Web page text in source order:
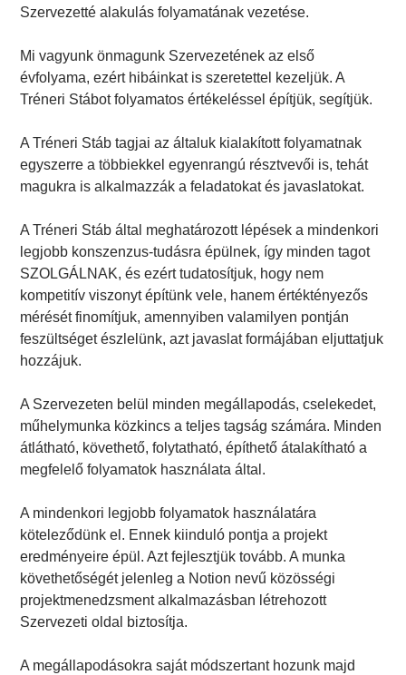
Szervezetté alakulás folyamatának vezetése.
Mi vagyunk önmagunk Szervezetének az első
évfolyama, ezért hibáinkat is szeretettel kezeljük. A
Tréneri Stábot folyamatos értékeléssel építjük, segítjük.
A Tréneri Stáb tagjai az általuk kialakított folyamatnak
egyszerre a többiekkel egyenrangú résztvevői is, tehát
magukra is alkalmazzák a feladatokat és javaslatokat.
A Tréneri Stáb által meghatározott lépések a mindenkori
legjobb konszenzus-tudásra épülnek, így minden tagot
SZOLGÁLNAK, és ezért tudatosítjuk, hogy nem
kompetitív viszonyt építünk vele, hanem értéktényezős
mérését finomítjuk, amennyiben valamilyen pontján
feszültséget észlelünk, azt javaslat formájában eljuttatjuk
hozzájuk.
A Szervezeten belül minden megállapodás, cselekedet,
műhelymunka közkincs a teljes tagság számára. Minden
átlátható, követhető, folytatható, építhető átalakítható a
megfelelő folyamatok használata által.
A mindenkori legjobb folyamatok használatára
köteleződünk el. Ennek kiinduló pontja a projekt
eredményeire épül. Azt fejlesztjük tovább. A munka
követhetőségét jelenleg a Notion nevű közösségi
projektmenedzsment alkalmazásban létrehozott
Szervezeti oldal biztosítja.
A megállapodásokra saját módszertant hozunk majd